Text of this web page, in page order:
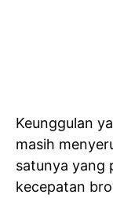
Keunggulan
masih
satunya yang
kecepatan